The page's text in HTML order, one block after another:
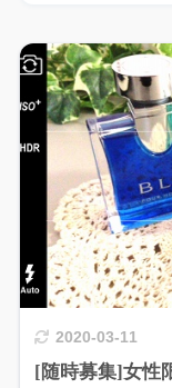
2020-03-11
[随時募集]女性